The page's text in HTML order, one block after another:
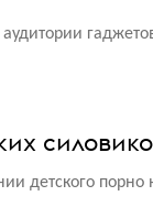
детского порно